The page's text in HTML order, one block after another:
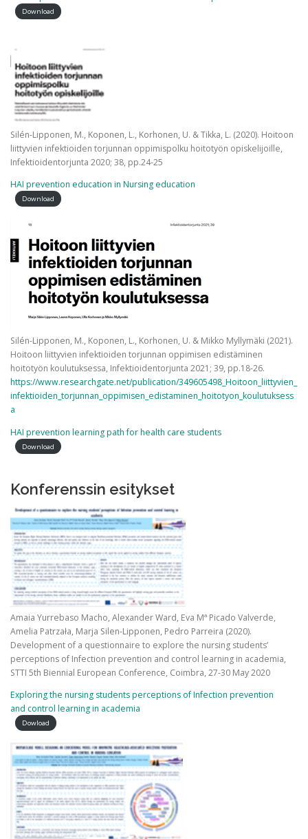
Download
Silén-Lipponen, M., Koponen, L., Korhonen, U. & Tikka, L. (2020). Hoitoon
liittyvien infektioiden torjunnan oppimispolku hoitotyön opiskelijoille,
Infektioidentorjunta 2020; 38, pp.24-25
HAI prevention education in Nursing education
Download
Silén-Lipponen, M., Koponen, L., Korhonen, U. & Mikko Myllymäki (2021).
Hoitoon liittyvien infektioiden torjunnan oppimisen edistäminen
hoitotyön koulutuksessa, Infektioidentorjunta 2021; 39, pp.18-26.
https://www.researchgate.net/publication/349605498_Hoitoon_liittyvien_
infektioiden_torjunnan_oppimisen_edistaminen_hoitotyon_koulutuksess
a
HAI prevention learning path for health care students
Download
Konferenssin esitykset
Amaia Yurrebaso Macho, Alexander Ward, Eva Mª Picado Valverde,
Amelia Patrzała, Marja Silen-Lipponen, Pedro Parreira (2020).
Development of a questionnaire to explore the nursing students’
perceptions of Infection prevention and control learning in academia,
STTI 5th Biennial European Conference, Coimbra, 27-30 May 2020
Exploring the nursing students perceptions of Infection prevention
and control learning in academia
Dowload